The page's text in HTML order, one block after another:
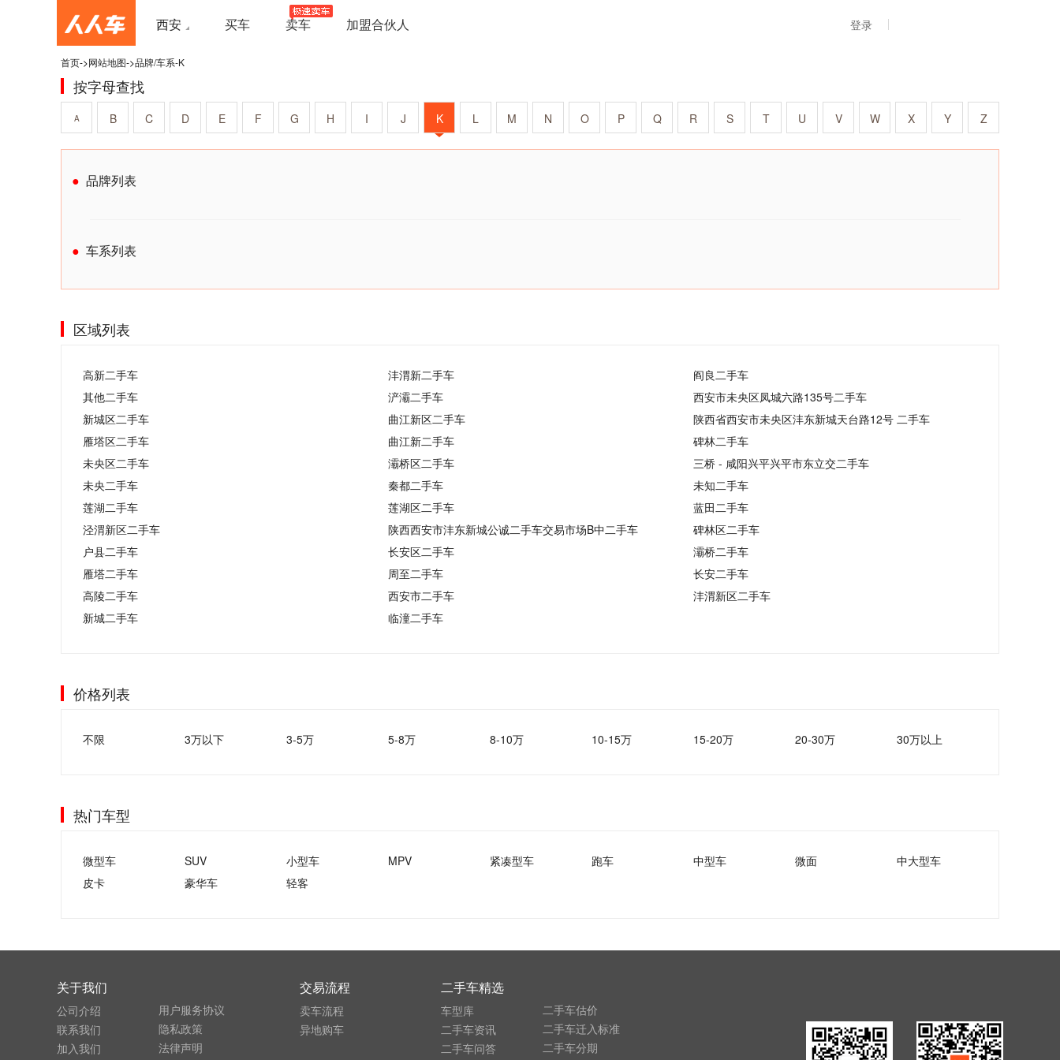
西安 买车 卖车 加盟合伙人 登录
首页->网站地图->品牌/车系-K
按字母查找
A B C D E F G H I J K L M N O P Q R S T U V W X Y Z
品牌列表
车系列表
区域列表
高新二手车 沣渭新二手车
阎良二手车
其他二手车
浐灞二手车
西安市未央区凤城六路135号二手车
新城区二手车
曲江新区二手车
陕西省西安市未央区沣东新城天台路12号 二手车
雁塔区二手车
曲江新二手车
碑林二手车
未央区二手车
灞桥区二手车
三桥 - 咸阳兴平兴平市东立交二手车
未央二手车
秦都二手车
未知二手车
莲湖二手车
莲湖区二手车
蓝田二手车
泾渭新区二手车
陕西西安市沣东新城公诚二手车交易市场B中二手车
碑林区二手车
户县二手车
长安区二手车
灞桥二手车
雁塔二手车
周至二手车
长安二手车
高陵二手车
西安市二手车
沣渭新区二手车
新城二手车
临潼二手车
价格列表
不限 3万以下 3-5万 5-8万 8-10万 10-15万 15-20万 20-30万 30万以上
热门车型
微型车 SUV 小型车 MPV 紧凑型车 跑车 中型车 微面
中大型车
皮卡
豪华车 轻客
关于我们
公司介绍
联系我们
加入我们
用户服务协议
隐私政策
法律声明
交易流程
卖车流程
异地购车
二手车精选
车型库
二手车资讯
二手车问答
二手车估价
二手车迁入标准
二手车分期